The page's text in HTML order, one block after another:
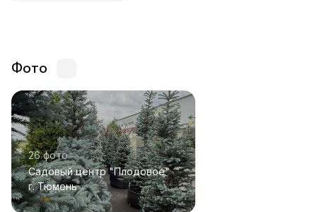
Фото
26 фото
Садовый центр "Плодовое"
г. Тюмень